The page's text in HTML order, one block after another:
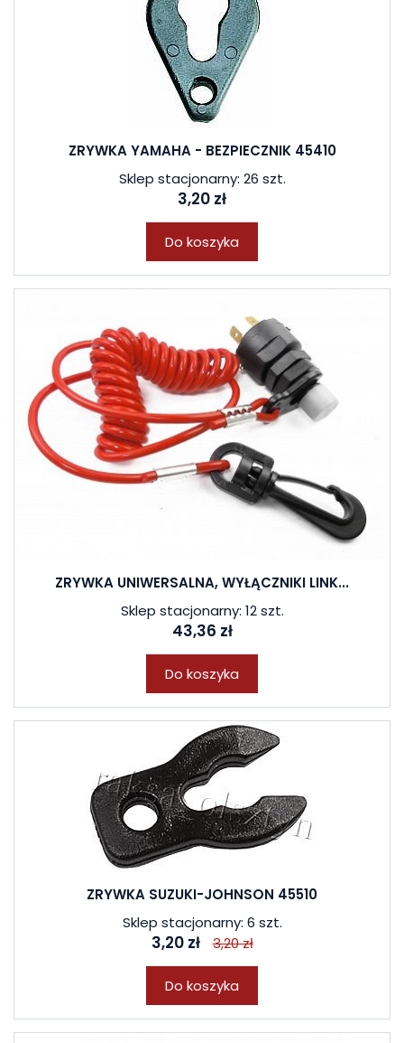
ZRYWKA YAMAHA - BEZPIECZNIK 45410
Sklep stacjonarny: 26 szt.
3,20 zł
Do koszyka
ZRYWKA UNIWERSALNA, WYŁĄCZNIKI LINK...
Sklep stacjonarny: 12 szt.
43,36 zł
Do koszyka
ZRYWKA SUZUKI-JOHNSON 45510
Sklep stacjonarny: 6 szt.
3,20 zł 3,20 zł
Do koszyka